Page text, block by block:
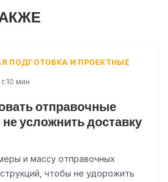
ПОДГОТОВКА И ПРОЕКТНЫЕ
10 мин
отправочные
усложнить доставку
и массу отправочных
чтобы не удорожить